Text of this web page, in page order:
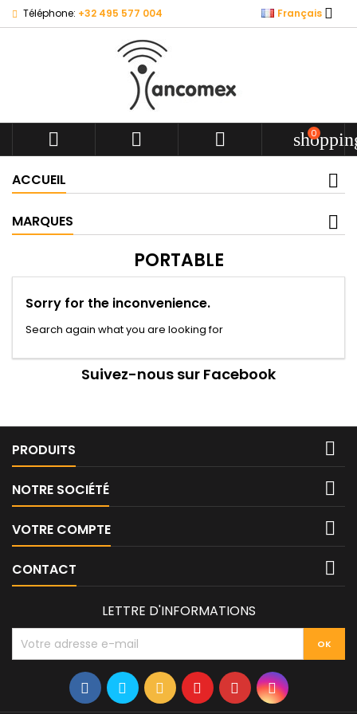
Téléphone: +32 495 577 004 Français 
   0
ACCUEIL
MARQUES
PORTABLE
Sorry for the inconvenience.
Search again what you are looking for
Suivez-nous sur Facebook
PRODUITS 
NOTRE SOCIÉTÉ 
VOTRE COMPTE 
CONTACT 
LETTRE D'INFORMATIONS